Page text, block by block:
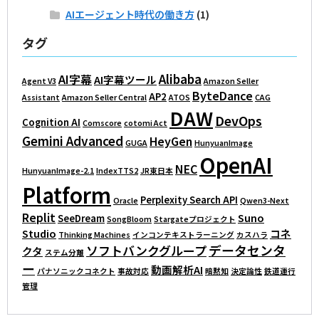
AIエージェント時代の働き方(1)
タグ
Agent V3 AI字幕AI字幕ツールAlibaba Amazon Seller
Assistant Amazon Seller Central AP2 ATOS ByteDance CAG
Cognition AI Comscore cotomi Act DAWDevOps
Gemini Advanced GUGA HeyGen HunyuanImage
HunyuanImage-2.1 IndexTTS2 JR東日本 NEC OpenAI
Platform Oracle Perplexity Search API Qwen3-Next
ReplitSeeDream SongBloom Stargateプロジェクト Suno
Studio Thinking Machines インコンテキストラーニング カスハラ コネ
クタ ステム分離 ソフトバンクグループデータセンタ
ー パナソニックコネクト 事故対応 動画解析AI 暗黙知 決定論性 鉄道運行
管理